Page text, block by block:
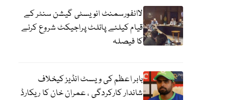
لاانفورسمنٹ انویسٹی گیشن سنٹر کے
قیام کیلئے پائلٹ پراجیکٹ شروع کرنے
کا فیصلہ
بابر اعظم کی ویسٹ انڈیز کیخلاف
شاندار کارکردگی ، عمران خان کا ریکارڈ